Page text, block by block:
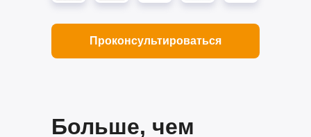
Проконсультироваться
Больше, чем